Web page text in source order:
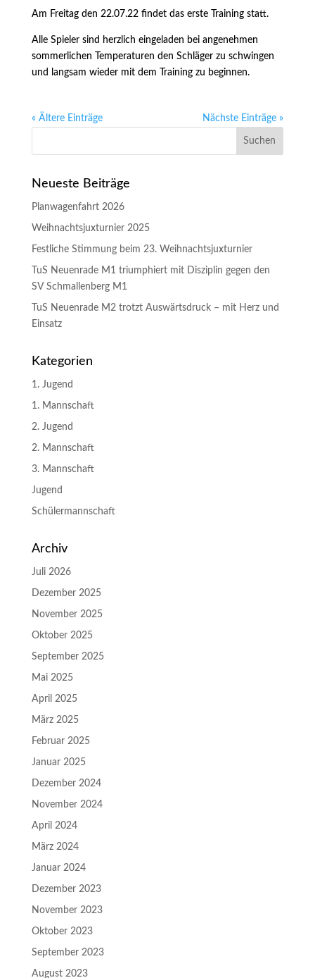
Am Freitag den 22.07.22 findet das erste Training statt.
Alle Spieler sind herzlich eingeladen bei angenehmen
sommerlichen Temperaturen den Schläger zu schwingen
und langsam wieder mit dem Training zu beginnen.
« Ältere Einträge Nächste Einträge »
Neueste Beiträge
Planwagenfahrt 2026
Weihnachtsjuxturnier 2025
Festliche Stimmung beim 23. Weihnachtsjuxturnier
TuS Neuenrade M1 triumphiert mit Disziplin gegen den
SV Schmallenberg M1
TuS Neuenrade M2 trotzt Auswärtsdruck – mit Herz und
Einsatz
Kategorien
1. Jugend
1. Mannschaft
2. Jugend
2. Mannschaft
3. Mannschaft
Jugend
Schülermannschaft
Archiv
Juli 2026
Dezember 2025
November 2025
Oktober 2025
September 2025
Mai 2025
April 2025
März 2025
Februar 2025
Januar 2025
Dezember 2024
November 2024
April 2024
März 2024
Januar 2024
Dezember 2023
November 2023
Oktober 2023
September 2023
August 2023